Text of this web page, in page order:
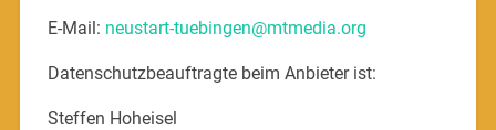
E-Mail: neustart-tuebingen@mtmedia.org
Datenschutzbeauftragte beim Anbieter ist:
Steffen Hoheisel